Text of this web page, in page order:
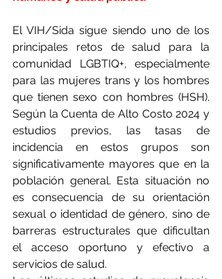
El VIH/Sida sigue siendo uno de los
principales retos de salud para la
comunidad LGBTIQ+, especialmente
para las mujeres trans y los hombres
que tienen sexo con hombres (HSH).
Según la Cuenta de Alto Costo 2024 y
estudios previos, las tasas de
incidencia en estos grupos son
significativamente mayores que en la
población general. Esta situación no
es consecuencia de su orientación
sexual o identidad de género, sino de
barreras estructurales que dificultan
el acceso oportuno y efectivo a
servicios de salud.